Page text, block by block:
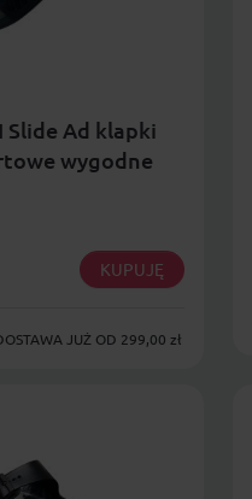
Slide Ad klapki
wygodne
KUPUJĘ
JUŻ OD 299,00 zł